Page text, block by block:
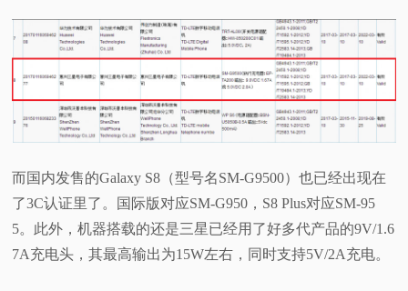
讯
评
测
视
频
科
而国内发售的Galaxy S8（型号名SM-G9500）也已经出现在
了3C认证里了。国际版对应SM-G950，S8 Plus对应SM-95
5。此外，机器搭载的还是三星已经用了好多代产品的9V/1.6
7A充电头，其最高输出为15W左右，同时支持5V/2A充电。